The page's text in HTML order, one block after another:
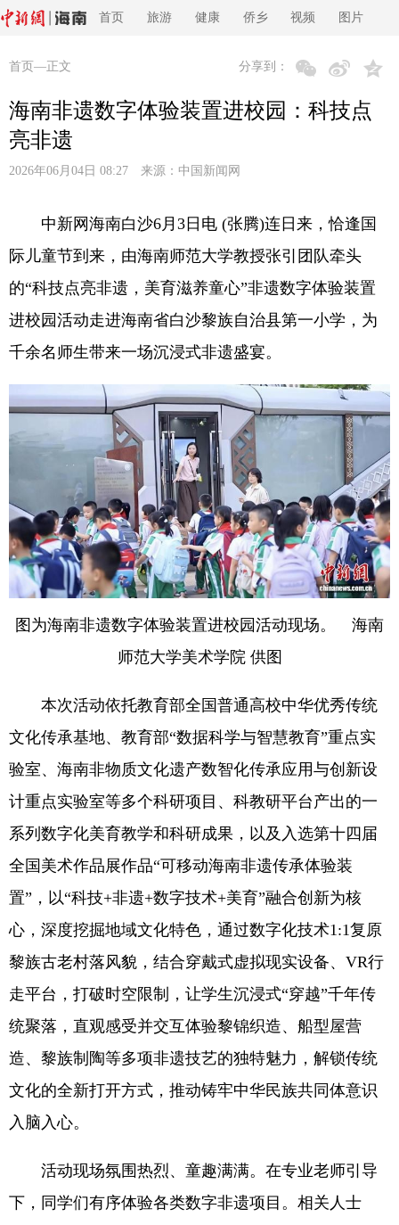
首页 旅游 健康 侨乡 视频 图片
首页 —正文 分享到：
海南非遗数字体验装置进校园：科技点
亮非遗
2026年06月04日 08:27 来源： 中国新闻网
中新网海南白沙6月3日电 (张腾)连日来，恰逢国
际儿童节到来，由海南师范大学教授张引团队牵头
的“科技点亮非遗，美育滋养童心”非遗数字体验装置
进校园活动走进海南省白沙黎族自治县第一小学，为
千余名师生带来一场沉浸式非遗盛宴。
图为海南非遗数字体验装置进校园活动现场。 海南
师范大学美术学院 供图
本次活动依托教育部全国普通高校中华优秀传统
文化传承基地、教育部“数据科学与智慧教育”重点实
验室、海南非物质文化遗产数智化传承应用与创新设
计重点实验室等多个科研项目、科教研平台产出的一
系列数字化美育教学和科研成果，以及入选第十四届
全国美术作品展作品“可移动海南非遗传承体验装
置”，以“科技+非遗+数字技术+美育”融合创新为核
心，深度挖掘地域文化特色，通过数字化技术1:1复原
黎族古老村落风貌，结合穿戴式虚拟现实设备、VR行
走平台，打破时空限制，让学生沉浸式“穿越”千年传
统聚落，直观感受并交互体验黎锦织造、船型屋营
造、黎族制陶等多项非遗技艺的独特魅力，解锁传统
文化的全新打开方式，推动铸牢中华民族共同体意识
入脑入心。
活动现场氛围热烈、童趣满满。在专业老师引导
下，同学们有序体验各类数字非遗项目。相关人士